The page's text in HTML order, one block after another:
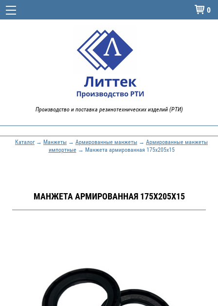
 0
Производство и поставка резинотехнических изделий (РТИ)
Каталог→ Манжеты → Армированные манжеты → Армированные манжеты
импортные→ Манжета армированная 175x205x15
МАНЖЕТА АРМИРОВАННАЯ 175X205X15